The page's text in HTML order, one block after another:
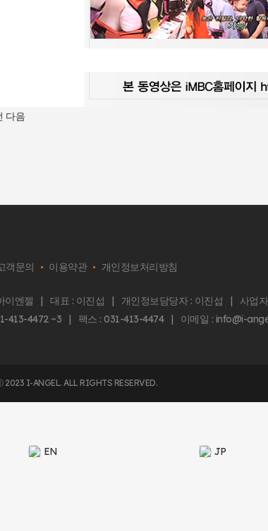
다음
객문의 이용약관 개인정보처리방침
이엔젤 | 대표 : 이진섭 | 개인정보담당자 : 이진섭 | 사업자
413-4472 ~3 | 팩스 : 031-413-4474 | 이메일 : info@i-
I-ANGEL. ALL RIGHTS RESERVED.
EN
JP